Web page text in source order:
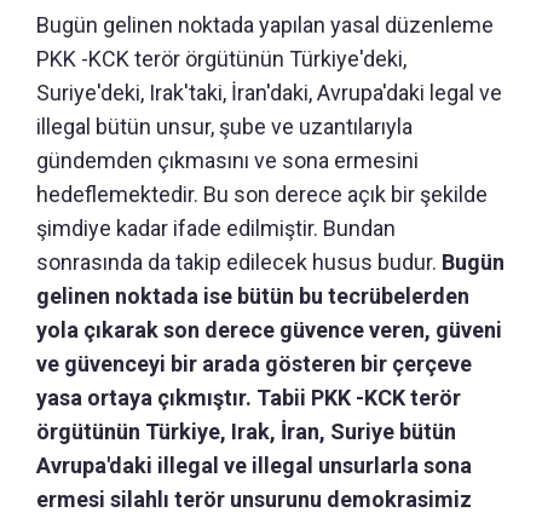
Bugün gelinen noktada yapılan yasal düzenleme
PKK -KCK terör örgütünün Türkiye'deki,
Suriye'deki, Irak'taki, İran'daki, Avrupa'daki legal ve
illegal bütün unsur, şube ve uzantılarıyla
gündemden çıkmasını ve sona ermesini
hedeflemektedir. Bu son derece açık bir şekilde
şimdiye kadar ifade edilmiştir. Bundan
sonrasında da takip edilecek husus budur. Bugün
gelinen noktada ise bütün bu tecrübelerden
yola çıkarak son derece güvence veren, güveni
ve güvenceyi bir arada gösteren bir çerçeve
yasa ortaya çıkmıştır. Tabii PKK -KCK terör
örgütünün Türkiye, Irak, İran, Suriye bütün
Avrupa'daki illegal ve illegal unsurlarla sona
ermesi silahlı terör unsurunu demokrasimiz